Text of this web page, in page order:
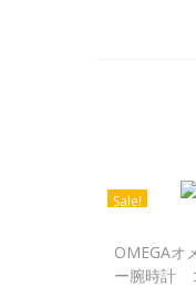
Sale!
OMEGA
ー腕時計